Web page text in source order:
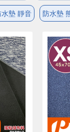
墊 靜音 防水墊